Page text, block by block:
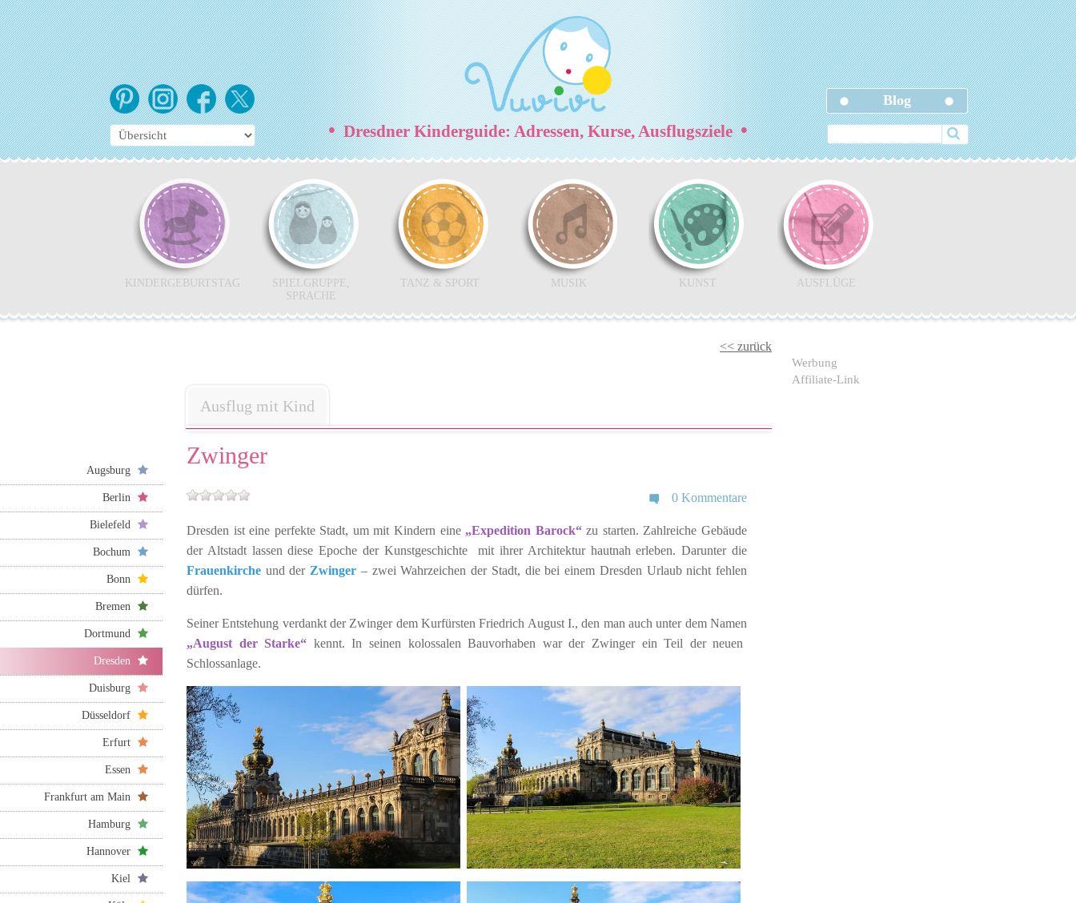
Blog
•Dresdner Kinderguide: Adressen, Kurse, Ausflugsziele•
KINDERGEBURTSTAG
SPIELGRUPPE,
SPRACHE
TANZ & SPORT MUSIK KUNST AUSFLÜGE
Ausflug mit Kind
Augsburg
Berlin
Bielefeld
Bochum
Bonn
Bremen
Dortmund
Dresden
Duisburg
Düsseldorf
Erfurt
Essen
Frankfurt am Main
Hamburg
Hannover
Kiel
<< zurück
Zwinger
0 Kommentare
Dresden ist eine perfekte Stadt, um mit Kindern eine „Expedition Barock“zu starten. Zahlreiche Gebäude
der Altstadt lassen diese Epoche der Kunstgeschichte mit ihrer Architektur hautnah erleben. Darunter die
Frauenkirche und der Zwinger – zwei Wahrzeichen der Stadt, die bei einem Dresden Urlaub nicht fehlen
dürfen.
Seiner Entstehung verdankt der Zwinger dem Kurfürsten Friedrich August I., den man auch unter dem Namen
„August der Starke“ kennt. In seinen kolossalen Bauvorhaben war der Zwinger ein Teil der neuen
Schlossanlage.
Werbung
Affiliate-Link